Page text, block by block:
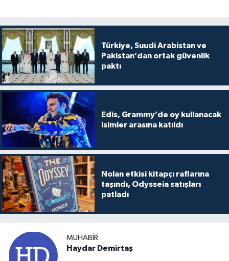
Türkiye, Suudi Arabistan ve
Pakistan’dan ortak güvenlik
paktı
Edis, Grammy’de oy kullanacak
isimler arasına katıldı
Nolan etkisi kitapçı raflarına
taşındı, Odysseia satışları
patladı
MUHABIR
Haydar Demirtaş